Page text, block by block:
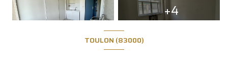
+4
TOULON (83000)